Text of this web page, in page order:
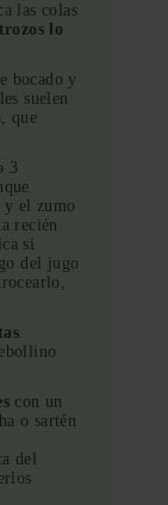
las colas
lo
bocado y
suelen
, que
3
y el zumo
recién
si
del jugo
.
con un
o sartén
del